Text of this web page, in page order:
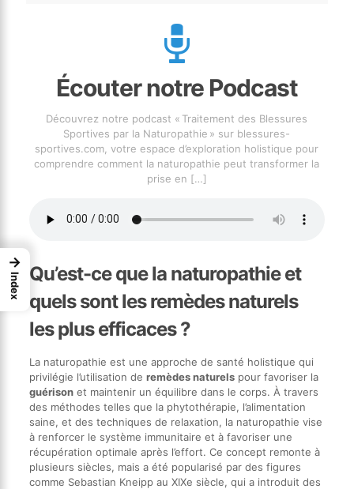
Écouter notre Podcast
Découvrez notre podcast « Traitement des Blessures
Sportives par la Naturopathie » sur blessures-
sportives.com, votre espace d’exploration holistique pour
comprendre comment la naturopathie peut transformer la
prise en […]
Qu’est-ce que la naturopathie et
quels sont les remèdes naturels
les plus efficaces ?
La naturopathie est une approche de santé holistique qui
privilégie l’utilisation de remèdes naturelspour favoriser la
guérisonet maintenir un équilibre dans le corps. À travers
des méthodes telles que la phytothérapie, l’alimentation
saine, et des techniques de relaxation, la naturopathie vise
à renforcer le système immunitaire et à favoriser une
récupération optimale après l’effort. Ce concept remonte à
plusieurs siècles, mais a été popularisé par des figures
comme Sebastian Kneipp au XIXe siècle, qui a introduit des
→
Index